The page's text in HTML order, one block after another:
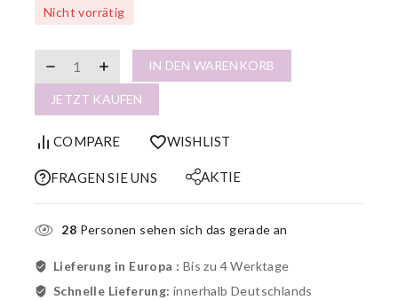
Nicht vorrätig
IN DEN WARENKORB
JETZT KAUFEN
COMPARE WISHLIST
FRAGEN SIE UNS AKTIE
28 Personen sehen sich das gerade an
Lieferung in Europa : Bis zu 4 Werktage
Schnelle Lieferung: innerhalb Deutschlands